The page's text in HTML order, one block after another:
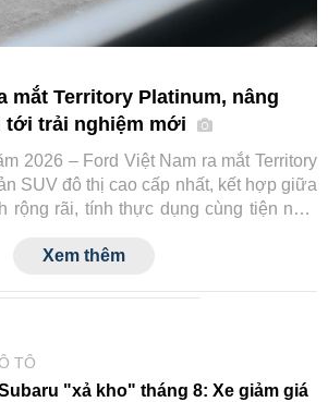
mắt Territory Platinum, nâng
tới trải nghiệm mới
2026 – Ford Việt Nam ra mắt Territory
SUV đô thị cao cấp nhất, kết hợp giữa
rộng rãi, tính thực dụng cùng tiện nghi
Xem thêm
TÔ
"xả kho" tháng 8: Xe giảm giá